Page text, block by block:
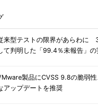
来型テストの限界があらわに
て判明した「99.4％未報告」の
製品にCVSS 9.8の脆弱
アップデートを推奨